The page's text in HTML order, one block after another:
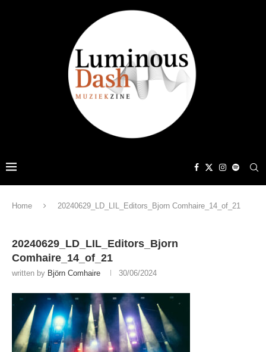
Home 20240629_LD_LIL_Editors_Bjorn Comhaire_14_of_21
20240629_LD_LIL_Editors_Bjorn
Comhaire_14_of_21
written by Björn Comhaire 30/06/2024